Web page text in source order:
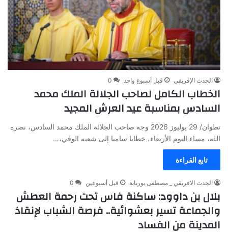
الحدث الإفريقي قبل أسبوع واحد 0
الخطاب الكامل لصاحب الجلالة الملك محمد
السادس بمناسبة عيد العرش المجيد
تطوان/ 29 يوليوز 2026 وجه صاحب الجلالة الملك محمد السادس، نصره
الله، مساء اليوم الأربعاء، خطابا ساميا إلى شعبه الوفي،…
تابع القراءة
الحدث الافريقي _ مصطفى بوريابة قبل أسبوعين 0
بلال بن داوود: ساكنة فاس تحت رحمة العطش
والجماعة تسير بعشوائية.. فرصة الشباب لإنقاذ
المدينة من الفساد